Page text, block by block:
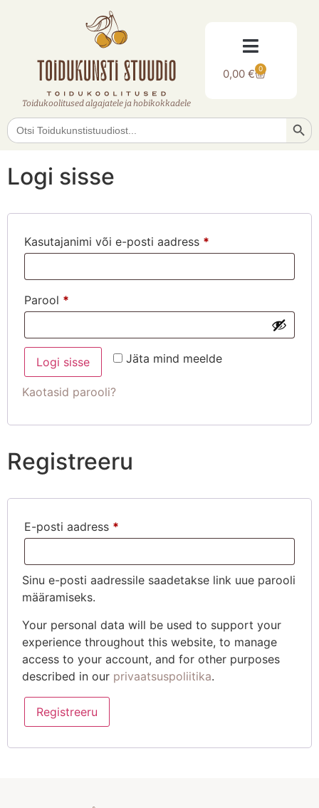
Toidukoolitused algajatele ja hobikokkadele
0,00€ 0
Search
for:
Logi sisse
Kasutajanimi või e-posti aadress *
Parool *
Jäta mind meelde
Logi sisse
Kaotasid parooli?
Registreeru
E-posti aadress *
Sinu e-posti aadressile saadetakse link uue parooli
määramiseks.
Your personal data will be used to support your
experience throughout this website, to manage
access to your account, and for other purposes
described in our privaatsuspoliitika.
Registreeru